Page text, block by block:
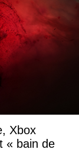
Xbox
« bain de